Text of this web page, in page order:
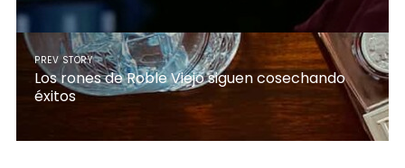
PREV STORY
Los rones de Roble Viejo siguen cosechando
éxitos